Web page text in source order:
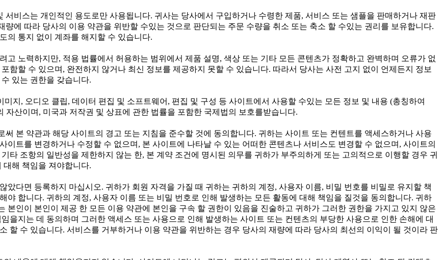
비스는 개인적인 용도로만 사용됩니다. 귀사는 당사에서 구입하거나 수령한 제품, 서비스 또는 샘플을 판매하거나 재판
에 따라 당사의 이용 약관을 위반할 수있는 것으로 판단되는 주문 수량을 취소 또는 축소 할 수있는 권리를 보유합니다.
의 통지 없이 계좌를 해지할 수 있습니다.
고 노력하지만, 적용 법률에서 허용하는 범위에서 제품 설명, 색상 또는 기타 모든 콘텐츠가 정확하고 완벽하며 오류가 없
함할 수 있으며, 완전하지 않거나 최신 정보를 제공하지 못할 수 있습니다. 따라서 당사는 사전 고지 없이 언제든지 정보
있는 권한을 갖습니다.
지, 오디오 클립, 데이터 편집 및 소프트웨어, 편집 및 구성 등 사이트에서 사용할 수있는 모든 정보 및 내용 (총칭하여
산이며, 미국과 저작권 및 상표에 관한 법률을 포함한 국제법의 보호를받습니다.
본 약관과 해당 사이트의 경고 또는 지침을 준수할 것에 동의합니다. 귀하는 사이트 또는 컨텐트를 액세스하거나 사용
이트를 변경하거나 수정할 수 없으며, 본 사이트에 나타날 수 있는 어떠한 콘텐츠나 서비스도 변경할 수 없으며, 사이트의
타 조항의 일반성을 제한하지 않는 한, 본 계약 조건에 명시된 의무를 귀하가 부주의하게 또는 고의적으로 이행할 경우 귀
해 책임을 져야합니다.
았다면 등록하지 마십시오. 귀하가 회원 자격을 가질 때 귀하는 귀하의 계정, 사용자 이름, 비밀 번호를 비밀로 유지할 책
야 합니다. 귀하의 계정, 사용자 이름 또는 비밀 번호로 인해 발생하는 모든 활동에 대해 책임을 질것을 동의합니다. 귀하
본인이 본인이 제공 한 모든 이용 약관에 본인을 구속 할 권한이 있음을 진술하고 귀하가 그러한 권한을 가지고 있지 않은
을지는 데 동의하며 그러한 액세스 또는 사용으로 인해 발생하는 사이트 또는 컨텐츠의 부당한 사용으로 인한 손해에 대
할 수 있습니다. 서비스를 거부하거나 이용 약관을 위반하는 경우 당사의 재량에 따라 당사의 최선의 이익이 될 것이라 판